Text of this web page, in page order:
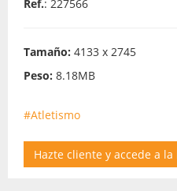
Ref.: 227566
Tamaño: 4133 x 2745
Peso: 8.18MB
#Atletismo
Hazte cliente y accede a la